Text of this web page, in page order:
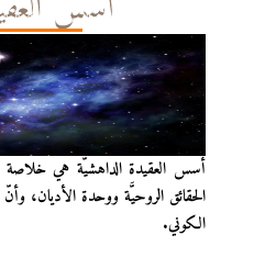
أُسس العقيدة الداهشيّة هي
الحقائق الروحيَّة ووحدة الأديان،
الكوني.